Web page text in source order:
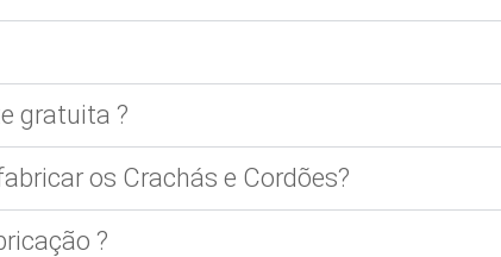
gratuita ?
os Crachás e Cordões?
?